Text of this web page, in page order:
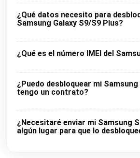
¿Qué datos necesito para
Samsung Galaxy S9/S9 Plus?
¿Qué es el número IMEI del
¿Puedo desbloquear mi
tengo un contrato?
¿Necesitaré enviar mi Samsung
algún lugar para que lo